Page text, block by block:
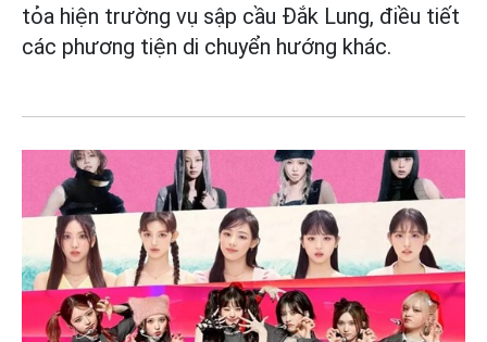
tỏa hiện trường vụ sập cầu Đắk Lung, điều tiết
các phương tiện di chuyển hướng khác.